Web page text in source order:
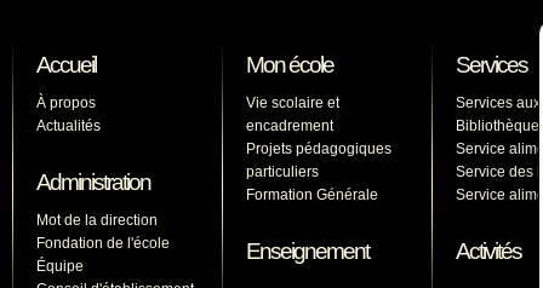
Accueil
À propos
Actualités
Administration
Mot de la direction
Fondation de l'école
Équipe
Mon école
Vie scolaire et
encadrement
Projets pédagogiques
particuliers
Formation Générale
Enseignement
Services
Services
Bibliothèque
Service
Service des
Service
Activités